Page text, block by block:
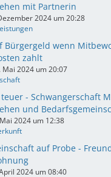
mit Partnerin
2024 um 20:28
Bürgergeld wenn
zahlt
Mai 2024 um 20:07
- Schwangerschaft
und
2024 um 12:38
auf Probe -
2024 um 08:40